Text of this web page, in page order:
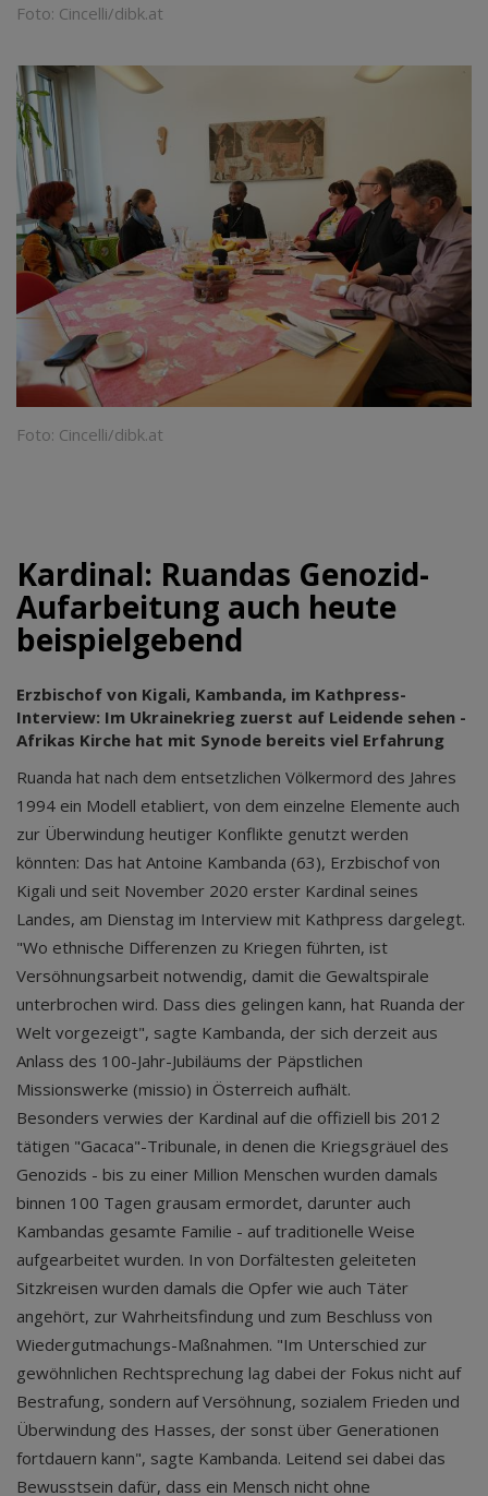
Foto: Cincelli/dibk.at
Foto: Cincelli/dibk.at
Kardinal: Ruandas Genozid-
Aufarbeitung auch heute
beispielgebend
Erzbischof von Kigali, Kambanda, im Kathpress-
Interview: Im Ukrainekrieg zuerst auf Leidende sehen -
Afrikas Kirche hat mit Synode bereits viel Erfahrung
Ruanda hat nach dem entsetzlichen Völkermord des Jahres
1994 ein Modell etabliert, von dem einzelne Elemente auch
zur Überwindung heutiger Konflikte genutzt werden
könnten: Das hat Antoine Kambanda (63), Erzbischof von
Kigali und seit November 2020 erster Kardinal seines
Landes, am Dienstag im Interview mit Kathpress dargelegt.
"Wo ethnische Differenzen zu Kriegen führten, ist
Versöhnungsarbeit notwendig, damit die Gewaltspirale
unterbrochen wird. Dass dies gelingen kann, hat Ruanda der
Welt vorgezeigt", sagte Kambanda, der sich derzeit aus
Anlass des 100-Jahr-Jubiläums der Päpstlichen
Missionswerke (missio) in Österreich aufhält.
Besonders verwies der Kardinal auf die offiziell bis 2012
tätigen "Gacaca"-Tribunale, in denen die Kriegsgräuel des
Genozids - bis zu einer Million Menschen wurden damals
binnen 100 Tagen grausam ermordet, darunter auch
Kambandas gesamte Familie - auf traditionelle Weise
aufgearbeitet wurden. In von Dorfältesten geleiteten
Sitzkreisen wurden damals die Opfer wie auch Täter
angehört, zur Wahrheitsfindung und zum Beschluss von
Wiedergutmachungs-Maßnahmen. "Im Unterschied zur
gewöhnlichen Rechtsprechung lag dabei der Fokus nicht auf
Bestrafung, sondern auf Versöhnung, sozialem Frieden und
Überwindung des Hasses, der sonst über Generationen
fortdauern kann", sagte Kambanda. Leitend sei dabei das
Bewusstsein dafür, dass ein Mensch nicht ohne